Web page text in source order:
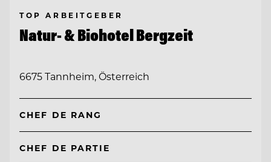
TOP ARBEITGEBER
Natur- & Biohotel Bergzeit
6675 Tannheim, Österreich
CHEF DE RANG
CHEF DE PARTIE